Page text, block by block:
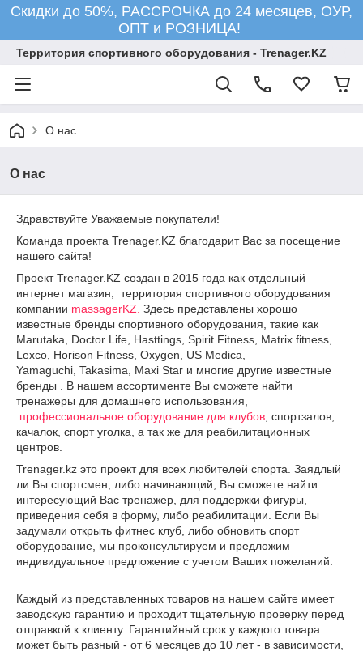
Скидки до 50%, РАССРОЧКА до 24 месяцев, ОУР,
ОПТ и РОЗНИЦА!
Территория спортивного оборудования - Trenager.KZ
О нас
О нас
Здравствуйте Уважаемые покупатели!
Команда проекта Trenager.KZ благодарит Вас за посещение
нашего сайта!
Проект Trenager.KZ создан в 2015 года как отдельный
интернет магазин, территория спортивного оборудования
компании massagerKZ. Здесь представлены хорошо
известные бренды спортивного оборудования, такие как
Marutaka, Doctor Life, Hasttings, Spirit Fitness, Matrix fitness,
Lexco, Horison Fitness, Oxygen, US Medica,
Yamaguchi, Takasima, Maxi Star и многие другие известные
бренды . В нашем ассортименте Вы сможете найти
тренажеры для домашнего использования,
профессиональное оборудование для клубов , спортзалов,
качалок, спорт уголка, а так же для реабилитационных
центров.
Trenager.kz это проект для всех любителей спорта. Заядлый
ли Вы спортсмен, либо начинающий, Вы сможете найти
интересующий Вас тренажер, для поддержки фигуры,
приведения себя в форму, либо реабилитации. Если Вы
задумали открыть фитнес клуб, либо обновить спорт
оборудование, мы проконсультируем и предложим
индивидуальное предложение с учетом Ваших пожеланий.
Каждый из представленных товаров на нашем сайте имеет
заводскую гарантию и проходит тщательную проверку перед
отправкой к клиенту. Гарантийный срок у каждого товара
может быть разный - от 6 месяцев до 10 лет - в зависимости,